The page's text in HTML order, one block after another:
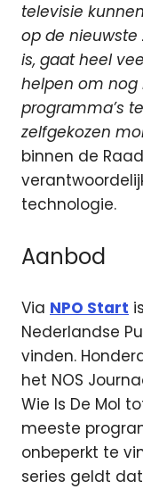
televisie
op de
is, gaat heel
helpen om nog
programma’s
zelfgekozen
binnen de
technologie.
Aanbod
Via NPO Start
Nederlandse
vinden.
het NOS
Wie Is De Mol
meeste
onbeperkt te
series geldt